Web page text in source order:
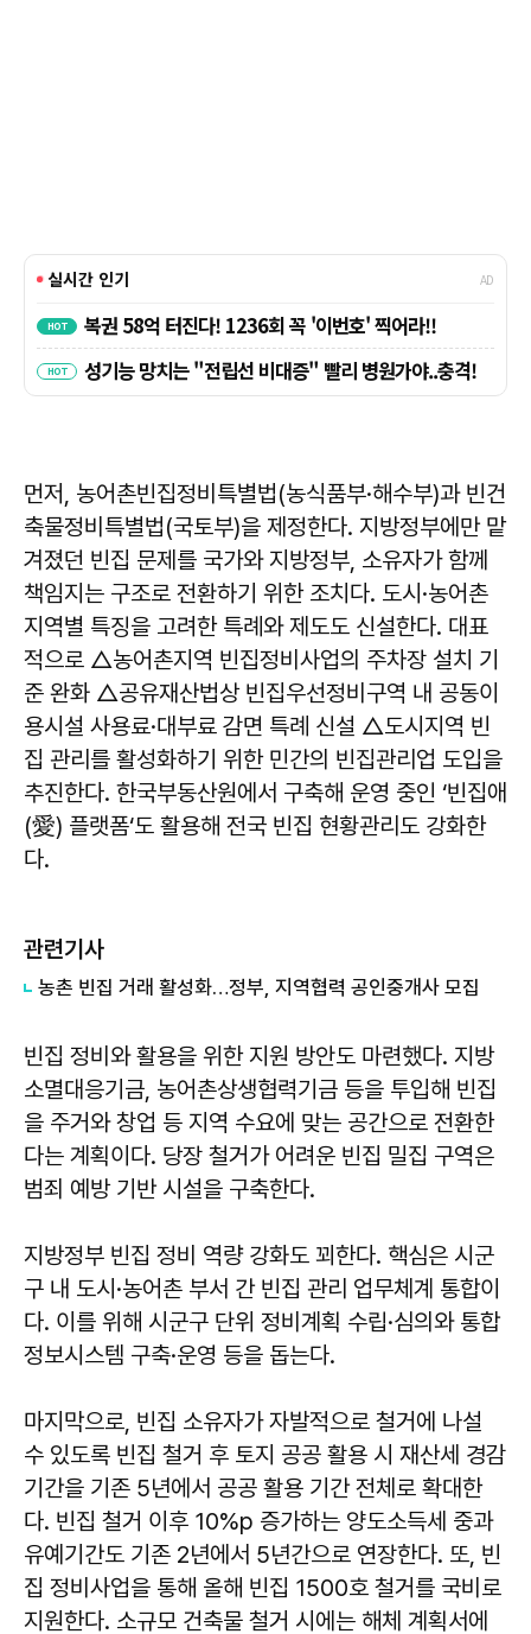
먼저, 농어촌빈집정비특별법(농식품부·해수부)과 빈건
축물정비특별법(국토부)을 제정한다. 지방정부에만 맡
겨졌던 빈집 문제를 국가와 지방정부, 소유자가 함께
책임지는 구조로 전환하기 위한 조치다. 도시·농어촌
지역별 특징을 고려한 특례와 제도도 신설한다. 대표
적으로 △농어촌지역 빈집정비사업의 주차장 설치 기
준 완화 △공유재산법상 빈집우선정비구역 내 공동이
용시설 사용료·대부료 감면 특례 신설 △도시지역 빈
집 관리를 활성화하기 위한 민간의 빈집관리업 도입을
추진한다. 한국부동산원에서 구축해 운영 중인 ‘빈집애
(愛) 플랫폼‘도 활용해 전국 빈집 현황관리도 강화한
다.
관련기사
농촌 빈집 거래 활성화…정부, 지역협력 공인중개사 모집
빈집 정비와 활용을 위한 지원 방안도 마련했다. 지방
소멸대응기금, 농어촌상생협력기금 등을 투입해 빈집
을 주거와 창업 등 지역 수요에 맞는 공간으로 전환한
다는 계획이다. 당장 철거가 어려운 빈집 밀집 구역은
범죄 예방 기반 시설을 구축한다.
지방정부 빈집 정비 역량 강화도 꾀한다. 핵심은 시군
구 내 도시·농어촌 부서 간 빈집 관리 업무체계 통합이
다. 이를 위해 시군구 단위 정비계획 수립·심의와 통합
정보시스템 구축·운영 등을 돕는다.
마지막으로, 빈집 소유자가 자발적으로 철거에 나설
수 있도록 빈집 철거 후 토지 공공 활용 시 재산세 경감
기간을 기존 5년에서 공공 활용 기간 전체로 확대한
다. 빈집 철거 이후 10%p 증가하는 양도소득세 중과
유예기간도 기존 2년에서 5년간으로 연장한다. 또, 빈
집 정비사업을 통해 올해 빈집 1500호 철거를 국비로
지원한다. 소규모 건축물 철거 시에는 해체 계획서에